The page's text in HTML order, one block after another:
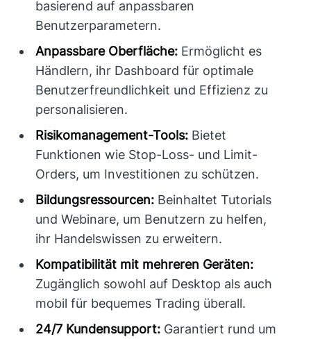
basierend auf anpassbaren
Benutzerparametern.
Anpassbare Oberfläche: Ermöglicht es
Händlern, ihr Dashboard für optimale
Benutzerfreundlichkeit und Effizienz zu
personalisieren.
Risikomanagement-Tools: Bietet
Funktionen wie Stop-Loss- und Limit-
Orders, um Investitionen zu schützen.
Bildungsressourcen: Beinhaltet Tutorials
und Webinare, um Benutzern zu helfen,
ihr Handelswissen zu erweitern.
Kompatibilität mit mehreren Geräten:
Zugänglich sowohl auf Desktop als auch
mobil für bequemes Trading überall.
24/7 Kundensupport: Garantiert rund um